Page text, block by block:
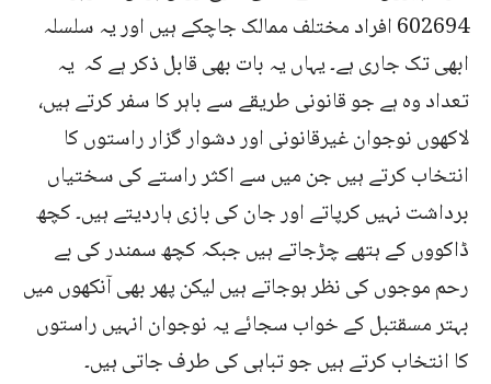
602694 افراد مختلف ممالک جاچکے ہیں اور یہ سلسلہ
ابھی تک جاری ہے۔ یہاں یہ بات بھی قابل ذکر ہے کہ یہ
تعداد وہ ہے جو قانونی طریقے سے باہر کا سفر کرتے ہیں،
لاکھوں نوجوان غیرقانونی اور دشوار گزار راستوں کا
انتخاب کرتے ہیں جن میں سے اکثر راستے کی سختیاں
برداشت نہیں کرپاتے اور جان کی بازی ہاردیتے ہیں۔ کچھ
ڈاکووں کے ہتھے چڑجاتے ہیں جبکہ کچھ سمندر کی بے
رحم موجوں کی نظر ہوجاتے ہیں لیکن پھر بھی آنکھوں میں
بہتر مسقتبل کے خواب سجائے یہ نوجوان انہیں راستوں
کا انتخاب کرتے ہیں جو تباہی کی طرف جاتی ہیں۔